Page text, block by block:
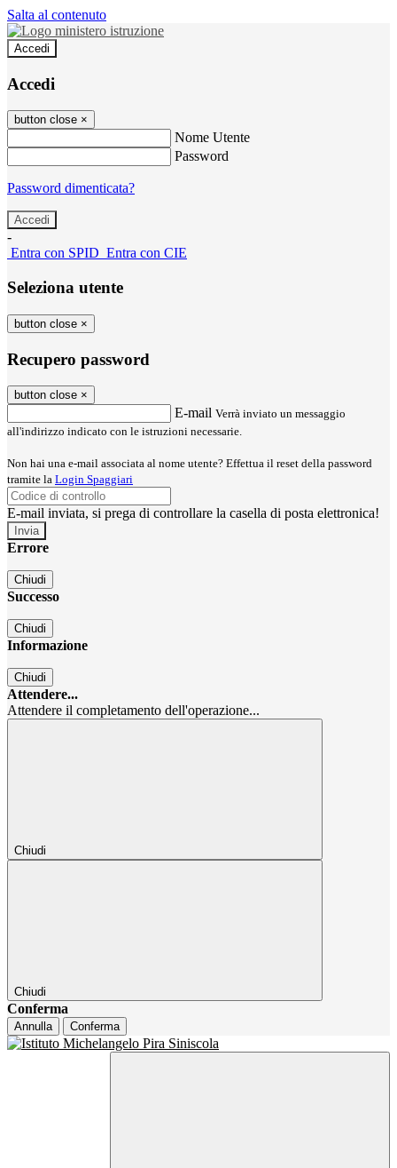
Salta al contenuto
Accedi
Accedi
button close ×
Nome Utente
Password
Password dimenticata?
-
Entra con SPID Entra con CIE
Seleziona utente
button close ×
Recupero password
button close ×
E-mail Verrà inviato un messaggio
all'indirizzo indicato con le istruzioni necessarie.
Non hai una e-mail associata al nome utente? Effettua il reset della password
tramite la Login Spaggiari
E-mail inviata, si prega di controllare la casella di posta elettronica!
Errore
Chiudi
Successo
Chiudi
Informazione
Chiudi
Attendere...
Attendere il completamento dell'operazione...
Chiudi
Chiudi
Conferma
Annulla Conferma